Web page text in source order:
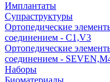
Имплантаты
Супраструктуры
Ортопедические
соединением - C1,V3
Ортопедические
соединением -
Наборы
Биоматериалы